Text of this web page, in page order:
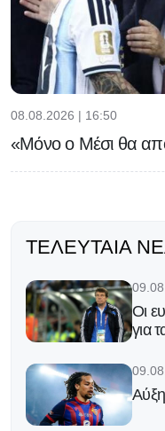
08.08.2026 | 16:50
«Μόνο ο Μέσι θα
ΤΕΛΕΥΤΑΊΑ
Οι
για